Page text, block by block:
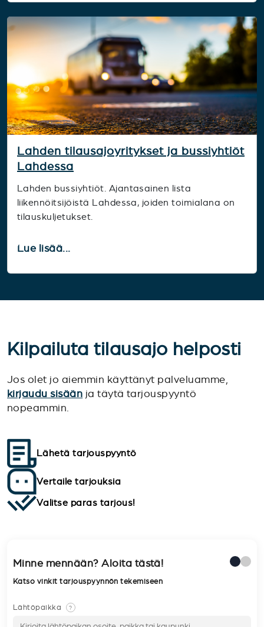
Lahden tilausajoyritykset ja bussiyhtiöt
Lahdessa
Lahden bussiyhtiöt. Ajantasainen lista
liikennöitsijöistä Lahdessa, joiden toimialana on
tilauskuljetukset.
Lue lisää...
Kilpailuta tilausajo helposti
Jos olet jo aiemmin käyttänyt palveluamme,
kirjaudu sisään ja täytä tarjouspyyntö
nopeammin.
Lähetä tarjouspyyntö
Vertaile tarjouksia
Valitse paras tarjous!
Minne mennään? Aloita tästä!
Katso vinkit tarjouspyynnön tekemiseen
Lähtöpaikka ?